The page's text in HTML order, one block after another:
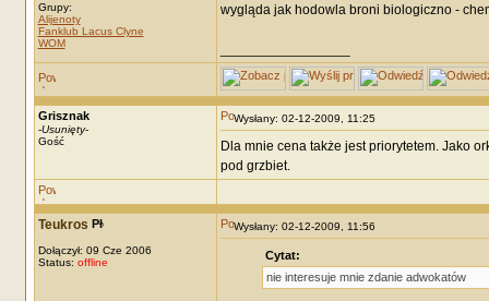
Grupy:
Alijenoty
Fanklub Lacus Clyne
WOM
wygląda jak hodowla broni biologiczno -
Grisznak
-Usunięty-
Gość
Wysłany: 02-12-2009, 11:25
Dla mnie cena także jest priorytetem. Jako
pod grzbiet.
Teukros
Dołączył: 09 Cze 2006
Status: offline
Wysłany: 02-12-2009, 11:56
Cytat:
nie interesuje mnie zdanie adwokatów